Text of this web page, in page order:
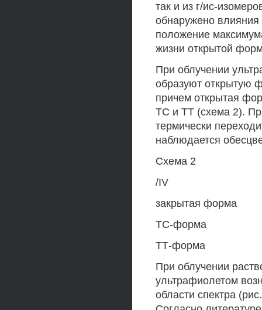
так и из г/ис-
обнаружено
положение
жизни открытой
При облучении
образуют открытую
причем открытая
ТС и ТТ (схема 2).
термически
наблюдается
Схема 2
/IV
закрытая форма
ТС-форма
ТТ-форма
При облучении
ультрафиолетом
области спектра